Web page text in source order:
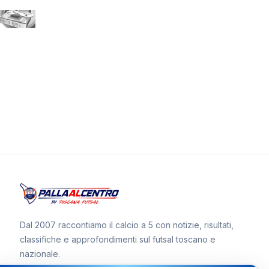
Dal 2007 raccontiamo il calcio a 5 con notizie, risultati,
classifiche e approfondimenti sul futsal toscano e
nazionale.